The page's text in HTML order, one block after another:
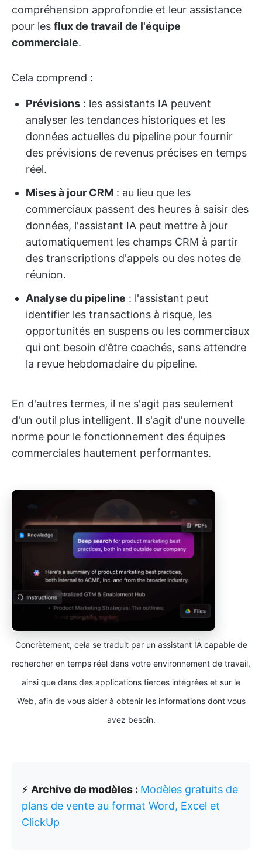
compréhension approfondie et leur assistance
pour les flux de travail de l'équipe
commerciale.
Cela comprend :
Prévisions : les assistants IA peuvent
analyser les tendances historiques et les
données actuelles du pipeline pour fournir
des prévisions de revenus précises en temps
réel.
Mises à jour CRM : au lieu que les
commerciaux passent des heures à saisir des
données, l'assistant IA peut mettre à jour
automatiquement les champs CRM à partir
des transcriptions d'appels ou des notes de
réunion.
Analyse du pipeline : l'assistant peut
identifier les transactions à risque, les
opportunités en suspens ou les commerciaux
qui ont besoin d'être coachés, sans attendre
la revue hebdomadaire du pipeline.
En d'autres termes, il ne s'agit pas seulement
d'un outil plus intelligent. Il s'agit d'une nouvelle
norme pour le fonctionnement des équipes
commerciales hautement performantes.
Concrètement, cela se traduit par un assistant IA capable de
rechercher en temps réel dans votre environnement de travail,
ainsi que dans des applications tierces intégrées et sur le
Web, afin de vous aider à obtenir les informations dont vous
avez besoin.
⚡️ Archive de modèles : Modèles gratuits de
plans de vente au format Word, Excel et
ClickUp